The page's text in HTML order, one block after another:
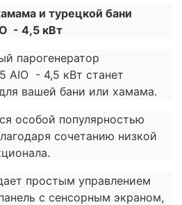
и турецкой бани
- 4,5 кВт
парогенератор
AIO - 4,5 кВт станет
вашей бани или хамама.
особой популярностью
сочетанию низкой
простым управлением
с сенсорным экраном,